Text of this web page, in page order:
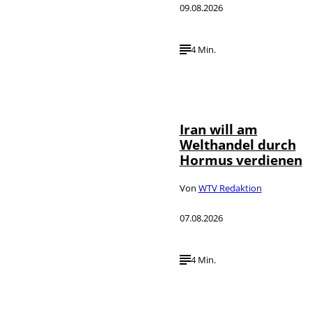
09.08.2026
4 Min.
Iran will am
Welthandel durch
Hormus verdienen
Von WTV Redaktion
07.08.2026
4 Min.